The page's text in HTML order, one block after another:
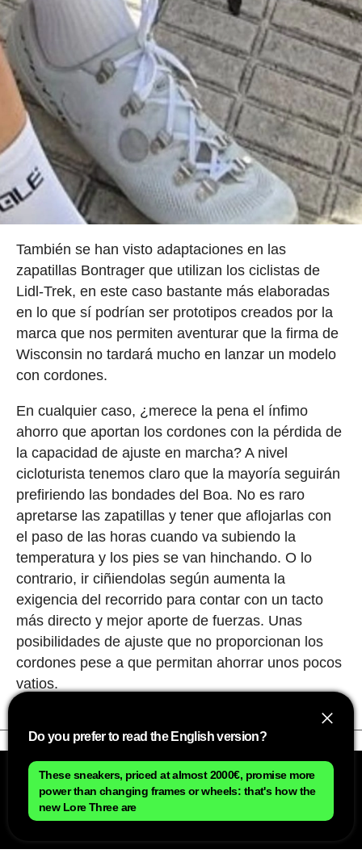
También se han visto adaptaciones en las
zapatillas Bontrager que utilizan los ciclistas de
Lidl-Trek, en este caso bastante más elaboradas
en lo que sí podrían ser prototipos creados por la
marca que nos permiten aventurar que la firma de
Wisconsin no tardará mucho en lanzar un modelo
con cordones.
En cualquier caso, ¿merece la pena el ínfimo
ahorro que aportan los cordones con la pérdida de
la capacidad de ajuste en marcha? A nivel
cicloturista tenemos claro que la mayoría seguirán
prefiriendo las bondades del Boa. No es raro
apretarse las zapatillas y tener que aflojarlas con
el paso de las horas cuando va subiendo la
temperatura y los pies se van hinchando. O lo
contrario, ir ciñiendolas según aumenta la
exigencia del recorrido para contar con un tacto
más directo y mejor aporte de fuerzas. Unas
posibilidades de ajuste que no proporcionan los
cordones pese a que permitan ahorrar unos pocos
vatios.
Do you prefer to read the English version?
These sneakers, priced at almost 2000€, promise more
power than changing frames or wheels: that's how the
new Lore Three are